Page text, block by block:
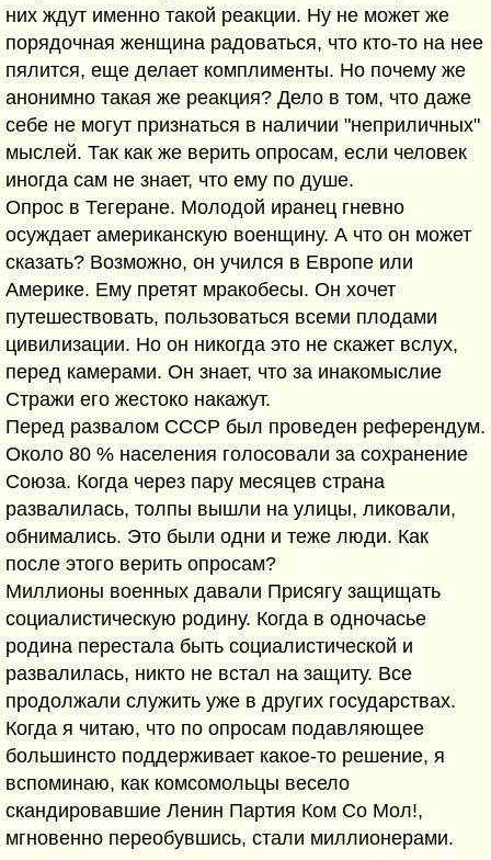
них ждут именно такой реакции. Ну не может же
порядочная женщина радоваться, что кто-то на нее
пялится, еще делает комплименты. Но почему же
анонимно такая же реакция? Дело в том, что даже
себе не могут признаться в наличии "неприличных"
мыслей. Так как же верить опросам, если человек
иногда сам не знает, что ему по душе.
Опрос в Тегеране. Молодой иранец гневно
осуждает американскую военщину. А что он может
сказать? Возможно, он учился в Европе или
Америке. Ему претят мракобесы. Он хочет
путешествовать, пользоваться всеми плодами
цивилизации. Но он никогда это не скажет вслух,
перед камерами. Он знает, что за инакомыслие
Стражи его жестоко накажут.
Перед развалом СССР был проведен референдум.
Около 80 % населения голосовали за сохранение
Союза. Когда через пару месяцев страна
развалилась, толпы вышли на улицы, ликовали,
обнимались. Это были одни и теже люди. Как
после этого верить опросам?
Миллионы военных давали Присягу защищать
социалистическую родину. Когда в одночасье
родина перестала быть социалистической и
развалилась, никто не встал на защиту. Все
продолжали служить уже в других государствах.
Когда я читаю, что по опросам подавляющее
большинсто поддерживает какое-то решение, я
вспоминаю, как комсомольцы весело
скандировавшие Ленин Партия Ком Со Мол!,
мгновенно переобувшись, стали миллионерами.